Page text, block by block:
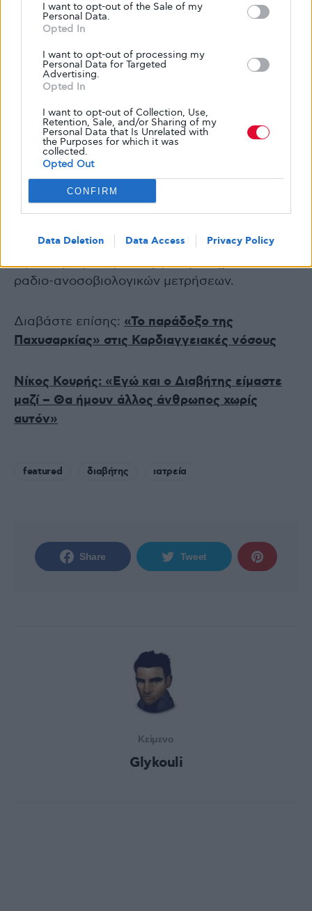
I want to opt-out of the Sale of my
Personal Data.
Opted In
I want to opt-out of processing my
Personal Data for Targeted
Advertising.
Opted In
I want to opt-out of Collection, Use,
Retention, Sale, and/or Sharing of my
Personal Data that Is Unrelated with
the Purposes for which it was
collected.
Opted Out
CONFIRM
Data Deletion Data Access Privacy Policy
και της οξόνης των ούρων και λευκώματος,
-Αποθέματα όλων των ινσουλινών και
-Ανθρωποζυγό με αναστημόμετρο και
βρεφοζυγό για τα παιδιατρικά Δ.Κ,.
-Στηθοσκόπιο.
-Μανόμετρο,
-Οφθαλμοσκόπιο,
-Έντυπο υλικό και ενδεχομένως
οπτικοακουστικά μέσα ενημέρωσης και
βιοχημικό εργαστήριο με τον ανάλογο
εξοπλισμό για τη διενέργεια βιοχημικών και
ραδιο-ανοσοβιολογικών μετρήσεων.
Διαβάστε επίσης: «Το παράδοξο της
Παχυσαρκίας» στις Καρδιαγγειακές νόσους
Νίκος Κουρής: «Εγώ και ο Διαβήτης είμαστε
μαζί – Θα ήμουν άλλος άνθρωπος χωρίς
αυτόν»
featured διαβήτης ιατρεία
Share Tweet
Κείμενο
Glykouli